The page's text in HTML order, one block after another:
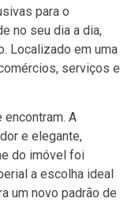
para o
no seu dia a dia,
Localizado em uma
serviços e
A
e elegante,
do imóvel foi
a escolha ideal
um novo padrão de